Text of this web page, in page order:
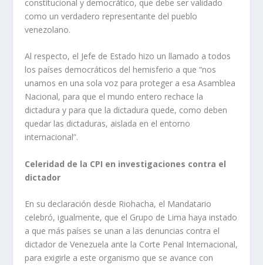
constitucional y democrático, que debe ser validado
como un verdadero representante del pueblo
venezolano.
Al respecto, el Jefe de Estado hizo un llamado a todos
los países democráticos del hemisferio a que “nos
unamos en una sola voz para proteger a esa Asamblea
Nacional, para que el mundo entero rechace la
dictadura y para que la dictadura quede, como deben
quedar las dictaduras, aislada en el entorno
internacional”.
Celeridad de la CPI en investigaciones contra el
dictador
En su declaración desde Riohacha, el Mandatario
celebró, igualmente, que el Grupo de Lima haya instado
a que más países se unan a las denuncias contra el
dictador de Venezuela ante la Corte Penal Internacional,
para exigirle a este organismo que se avance con